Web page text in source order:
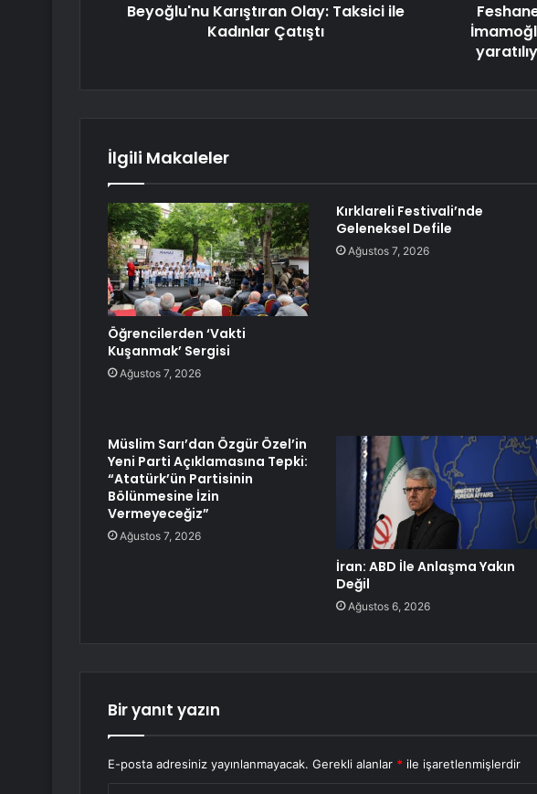
Beyoğlu'nu Karıştıran Olay: Taksici ile
Kadınlar Çatıştı
İlgili Makaleler
Öğrencilerden ‘Vakti
Kuşanmak’ Sergisi
Ağustos 7, 2026
Kırklareli Festivali’nde
Geleneksel Defile
Ağustos 7, 2026
Müslim Sarı’dan Özgür Özel’in
Yeni Parti Açıklamasına Tepki:
“Atatürk’ün Partisinin
Bölünmesine İzin
Vermeyeceğiz”
Ağustos 7, 2026
İran: ABD İle Anlaşma Yakın
Değil
Ağustos 6, 2026
Bir yanıt yazın
E-posta adresiniz yayınlanmayacak. Gerekli alanlar * ile işaretlenmişlerdir